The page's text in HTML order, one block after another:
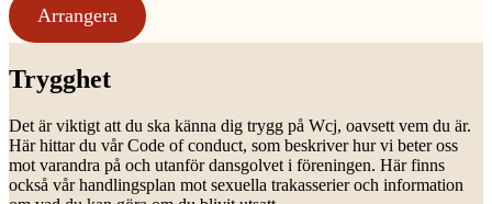
Arrangera
Trygghet
Det är viktigt att du ska känna dig trygg på Wcj, oavsett vem du är.
Här hittar du vår Code of conduct, som beskriver hur vi beter oss
mot varandra på och utanför dansgolvet i föreningen. Här finns
också vår handlingsplan mot sexuella trakasserier och information